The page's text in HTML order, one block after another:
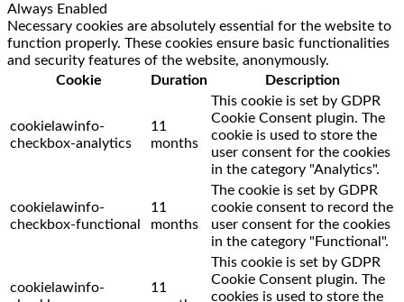
Always Enabled
Necessary cookies are absolutely essential for the website to
function properly. These cookies ensure basic functionalities
and security features of the website, anonymously.
Cookie
Duration Description
cookielawinfo-
checkbox-analytics
11
months
This cookie is set by GDPR
Cookie Consent plugin. The
cookie is used to store the
user consent for the cookies
in the category "Analytics".
cookielawinfo-
checkbox-functional
11
months
The cookie is set by GDPR
cookie consent to record the
user consent for the cookies
in the category "Functional".
cookielawinfo-
11
This cookie is set by GDPR
Cookie Consent plugin. The
cookies is used to store the